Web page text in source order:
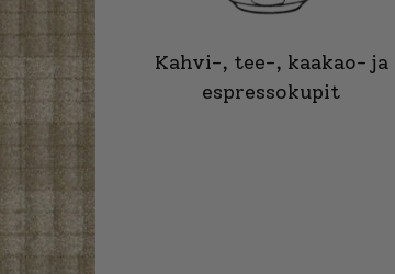
Kahvi-, tee-, kaakao- ja
espressokupit